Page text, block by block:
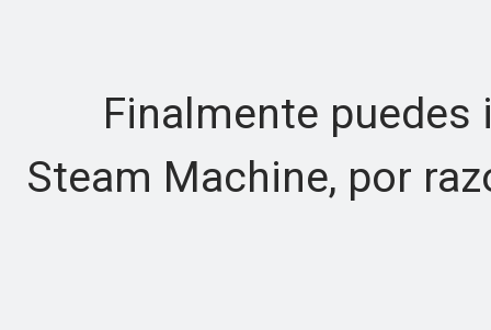
Finalmente puedes
Steam Machine, por